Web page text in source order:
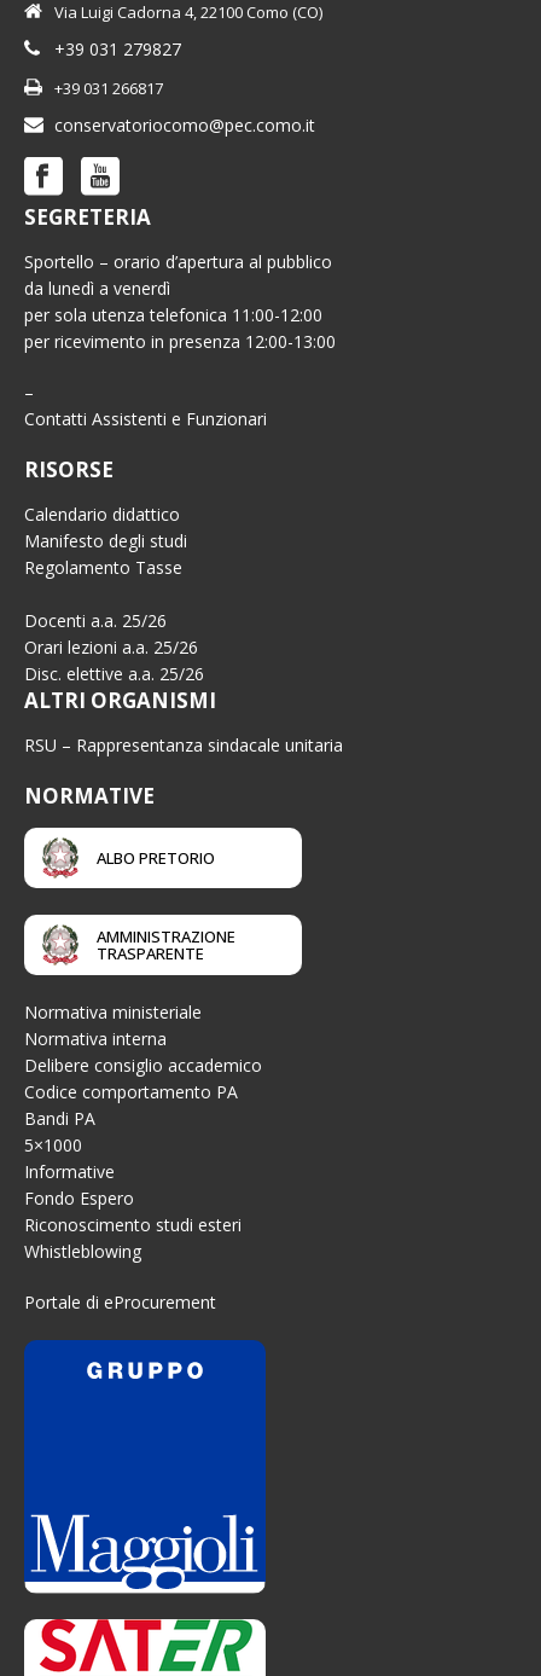
Via Luigi Cadorna 4, 22100 Como (CO)
+39 031 279827
+39 031 266817
conservatoriocomo@pec.como.it
SEGRETERIA
Sportello – orario d’apertura al pubblico
da lunedì a venerdì
per sola utenza telefonica 11:00-12:00
per ricevimento in presenza 12:00-13:00
–
Contatti Assistenti e Funzionari
RISORSE
Calendario didattico
Manifesto degli studi
Regolamento Tasse
Docenti a.a. 25/26
Orari lezioni a.a. 25/26
Disc. elettive a.a. 25/26
ALTRI ORGANISMI
RSU – Rappresentanza sindacale unitaria
NORMATIVE
ALBO PRETORIO
AMMINISTRAZIONE
TRASPARENTE
Normativa ministeriale
Normativa interna
Delibere consiglio accademico
Codice comportamento PA
Bandi PA
5×1000
Informative
Fondo Espero
Riconoscimento studi esteri
Whistleblowing
Portale di eProcurement